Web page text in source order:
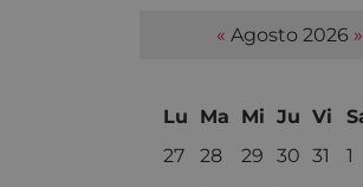
« Agosto 2026 »
Lu Ma Mi Ju Vi
27
28 29 30 31 1